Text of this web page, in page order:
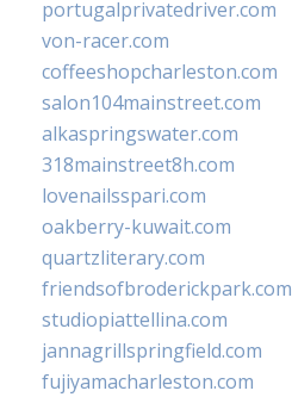
portugalprivatedriver.com
von-racer.com
coffeeshopcharleston.com
salon104mainstreet.com
alkaspringswater.com
318mainstreet8h.com
lovenailsspari.com
oakberry-kuwait.com
quartzliterary.com
friendsofbroderickpark.com
studiopiattellina.com
jannagrillspringfield.com
fujiyamacharleston.com